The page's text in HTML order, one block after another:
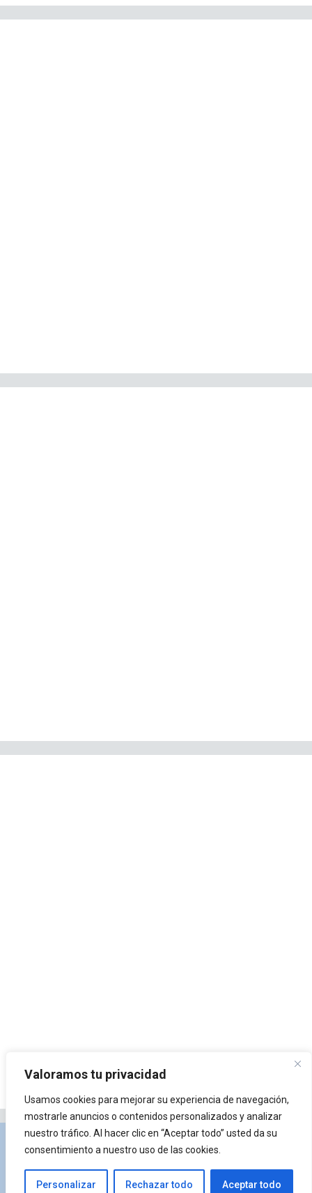
Valoramos tu privacidad
Usamos cookies para mejorar su experiencia de navegación,
mostrarle anuncios o contenidos personalizados y analizar
nuestro tráfico. Al hacer clic en “Aceptar todo” usted da su
consentimiento a nuestro uso de las cookies.
Personalizar Rechazar todo Aceptar todo
Privacidad y Política de Cookies Portal de
arquitectura Lista de Temas ¿Qué es Arkiplus?